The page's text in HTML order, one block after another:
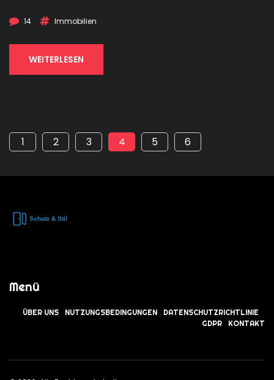
14 Immobilien
WEITERLESEN
1 2 3 4 5 6
Menü
ÜBER UNS NUTZUNGSBEDINGUNGEN
DATENSCHUTZRICHTLINIE
GDPR
KONTAKT